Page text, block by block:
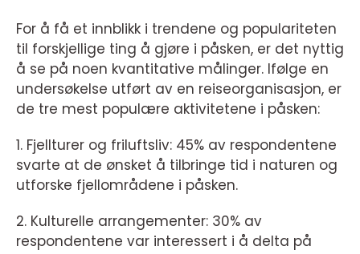
For å få et innblikk i trendene og populariteten
til forskjellige ting å gjøre i påsken, er det nyttig
å se på noen kvantitative målinger. Ifølge en
undersøkelse utført av en reiseorganisasjon, er
de tre mest populære aktivitetene i påsken:
1. Fjellturer og friluftsliv: 45% av respondentene
svarte at de ønsket å tilbringe tid i naturen og
utforske fjellområdene i påsken.
2. Kulturelle arrangementer: 30% av
respondentene var interessert i å delta på